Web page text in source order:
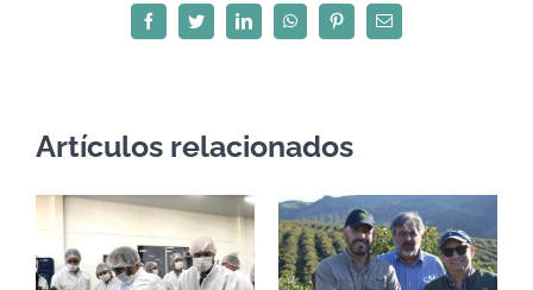
FacebookTwitterLinkedInWhatsAppPinterestCorreo
electrónico
Artículos relacionados